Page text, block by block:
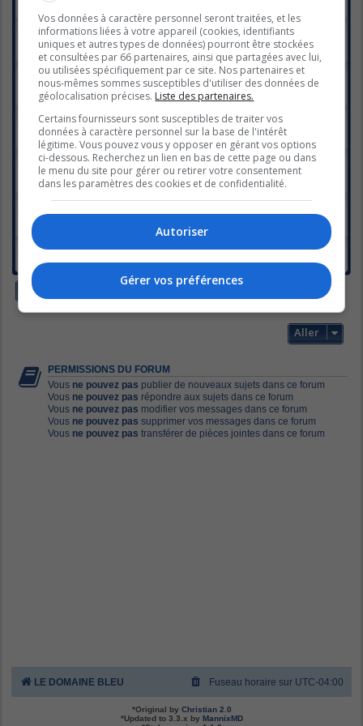
Fan club de SARAH
Dernier message parlouve41«dim. nov. 18, 2012 3:05 pm
Réponses :15
Fan club de ROXANNE
Dernier message pargeneviève-2 «dim. oct. 28, 2012 11:41 pm
Réponses : 1
Fan club de MATHIEU
Dernier message pargeneviève-2«lun. oct. 15, 2012 4:00 pm
Réponses :3
Fan club de SIMON
Dernier message parNikki «ven. sept. 28, 2012 12:32 pm
Réponses :3
Fan club de MICKAËL
Dernier message parKarolane«lun. sept. 24, 2012 9:07 pm
Fan club de VALÉRIE
Dernier message parAnnouk«dim. sept. 23, 2012 8:32 pm
Nouveau sujet
Aller
PERMISSIONS DU FORUM
Vous ne pouvez pas publier de nouveaux sujets dans ce forum
Vous ne pouvez pas répondre aux sujets dans ce forum
Vous ne pouvez pas modifier vos messages dans ce forum
Vous ne pouvez pas supprimer vos messages dans ce forum
Vous ne pouvez pas transférer de pièces jointes dans ce forum
LE DOMAINE BLEU Fuseau horaire sur UTC-04:00
*Original by Christian 2.0
*Updated to 3.3.x by MannixMD
Vos données à caractère personnel seront traitées, et les
informations liées à votre appareil (cookies, identifiants
uniques et autres types de données) pourront être stockées
et consultées par 66 partenaires, ainsi que partagées avec lui,
ou utilisées spécifiquement par ce site. Nos partenaires et
nous-mêmes sommes susceptibles d'utiliser des données de
géolocalisation précises. Liste des partenaires.
Certains fournisseurs sont susceptibles de traiter vos
données à caractère personnel sur la base de l'intérêt
légitime. Vous pouvez vous y opposer en gérant vos options
ci-dessous. Recherchez un lien en bas de cette page ou dans
le menu du site pour gérer ou retirer votre consentement
dans les paramètres des cookies et de confidentialité.
Autoriser
Gérer vos préférences